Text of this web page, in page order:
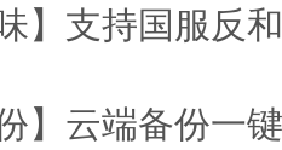
支持国服反和
云端备份一键